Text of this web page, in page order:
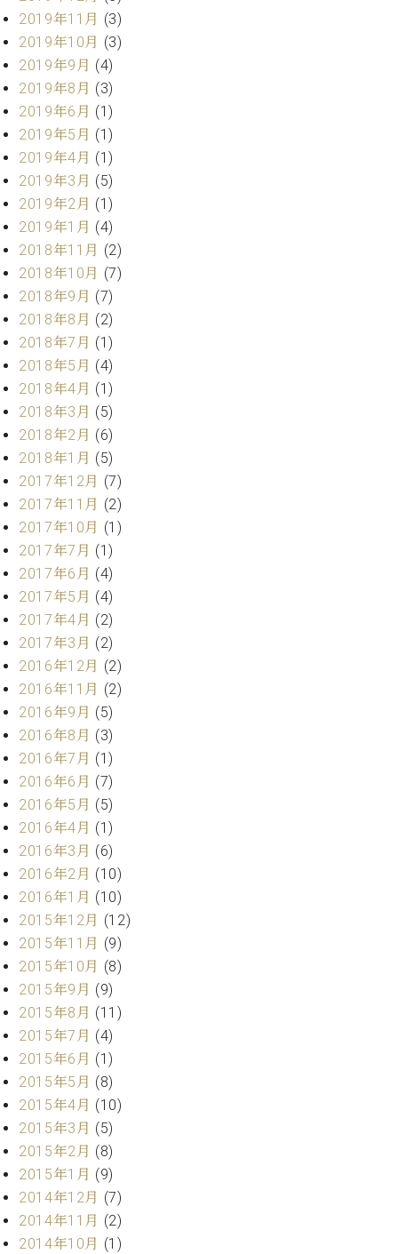
W.
ホ
フ
マ
ン
プ
ロ
フ
ェ
ッ
シ
ョ
ル
W.
ホ
フ
マ
ン
ト
ラ
デ
ィ
シ
ョ
ン
W.
ホ
フ
マ
ン
ヴ
ィ
ジ
ョ
ン
C.BECHSTEIN
Digital(ベ
ヒ
シ
ュ
タ
イ
ン
デ
ジ
タ
ル)
内
(PDF)
い
合
わ
せ
本
：
八
王
子
・
技
術
営
セ
ン
タ
ス
ッ
フ
ご
挨
拶
技
者
紹
介
展示
情報
【ユ
ーロ
ピア
ノ特
選中
古】
イ
ン
ト
情
報
八
子
工
房
ブ
ロ
グ
ク
セ
ス
2019年11月 (3)
2019年10月 (3)
2019年9月 (4)
2019年8月 (3)
2019年6月 (1)
2019年5月 (1)
2019年4月 (1)
2019年3月 (5)
2019年2月 (1)
2019年1月 (4)
2018年11月 (2)
2018年10月 (7)
2018年9月 (7)
2018年8月 (2)
2018年7月 (1)
2018年5月 (4)
2018年4月 (1)
2018年3月 (5)
2018年2月 (6)
2018年1月 (5)
2017年12月 (7)
2017年11月 (2)
2017年10月 (1)
2017年7月 (1)
2017年6月 (4)
2017年5月 (4)
2017年4月 (2)
2017年3月 (2)
2016年12月 (2)
2016年11月 (2)
2016年9月 (5)
2016年8月 (3)
2016年7月 (1)
2016年6月 (7)
2016年5月 (5)
2016年4月 (1)
2016年3月 (6)
2016年2月 (10)
2016年1月 (10)
2015年12月 (12)
2015年11月 (9)
2015年10月 (8)
2015年9月 (9)
2015年8月 (11)
2015年7月 (4)
2015年6月 (1)
2015年5月 (8)
2015年4月 (10)
2015年3月 (5)
2015年2月 (8)
2015年1月 (9)
2014年12月 (7)
2014年11月 (2)
2014年10月 (1)